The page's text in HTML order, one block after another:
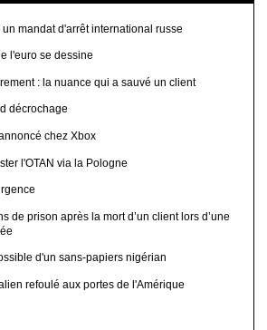
mandat d'arrêt international russe
l'euro se dessine
: la nuance qui a sauvé un client
décrochage
chez Xbox
l'OTAN via la Pologne
de prison après la mort d’un client lors d’une
d'un sans-papiers nigérian
refoulé aux portes de l'Amérique